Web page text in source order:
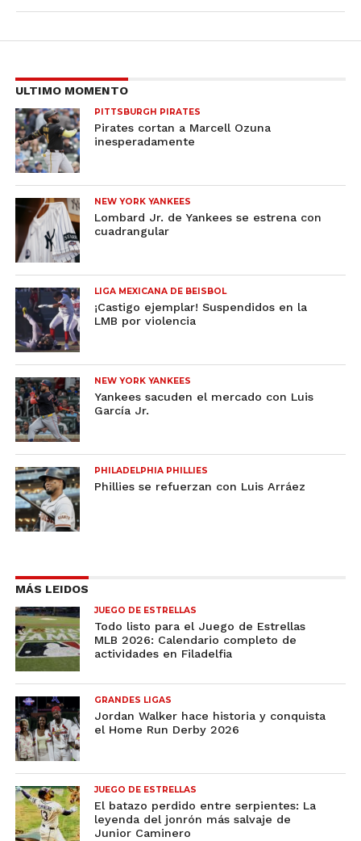
ULTIMO MOMENTO
PITTSBURGH PIRATES
Pirates cortan a Marcell Ozuna
inesperadamente
NEW YORK YANKEES
Lombard Jr. de Yankees se estrena con
cuadrangular
LIGA MEXICANA DE BEISBOL
¡Castigo ejemplar! Suspendidos en la
LMB por violencia
NEW YORK YANKEES
Yankees sacuden el mercado con Luis
García Jr.
PHILADELPHIA PHILLIES
Phillies se refuerzan con Luis Arráez
MÁS LEIDOS
JUEGO DE ESTRELLAS
Todo listo para el Juego de Estrellas
MLB 2026: Calendario completo de
actividades en Filadelfia
GRANDES LIGAS
Jordan Walker hace historia y conquista
el Home Run Derby 2026
JUEGO DE ESTRELLAS
El batazo perdido entre serpientes: La
leyenda del jonrón más salvaje de
Junior Caminero